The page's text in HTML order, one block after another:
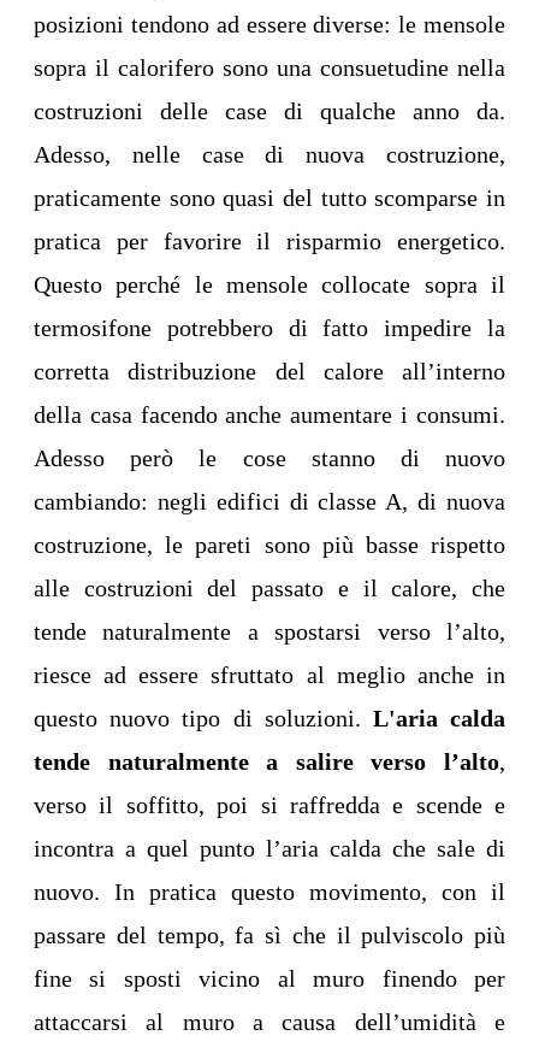
posizioni tendono ad essere diverse: le mensole
sopra il calorifero sono una consuetudine nella
costruzioni delle case di qualche anno da.
Adesso, nelle case di nuova costruzione,
praticamente sono quasi del tutto scomparse in
pratica per favorire il risparmio energetico.
Questo perché le mensole collocate sopra il
termosifone potrebbero di fatto impedire la
corretta distribuzione del calore all’interno
della casa facendo anche aumentare i consumi.
Adesso però le cose stanno di nuovo
cambiando: negli edifici di classe A, di nuova
costruzione, le pareti sono più basse rispetto
alle costruzioni del passato e il calore, che
tende naturalmente a spostarsi verso l’alto,
riesce ad essere sfruttato al meglio anche in
questo nuovo tipo di soluzioni. L'aria calda
tende naturalmente a salire verso l’alto,
verso il soffitto, poi si raffredda e scende e
incontra a quel punto l’aria calda che sale di
nuovo. In pratica questo movimento, con il
passare del tempo, fa sì che il pulviscolo più
fine si sposti vicino al muro finendo per
attaccarsi al muro a causa dell’umidità e